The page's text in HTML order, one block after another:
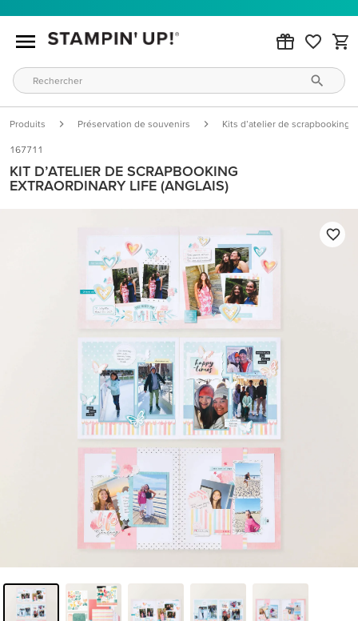
Produits Préservation de souvenirs Kits d’atelier de scrapbooking
167711
KIT D’ATELIER DE SCRAPBOOKING
EXTRAORDINARY LIFE (ANGLAIS)